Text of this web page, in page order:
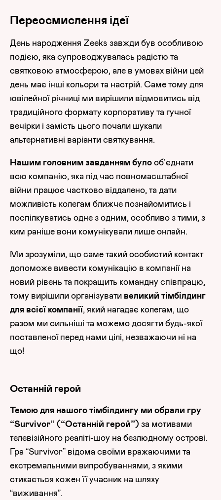
Переосмислення ідеї
День народження Zeeks завжди був особливою
подією, яка супроводжувалась радістю та
святковою атмосферою, але в умовах війни цей
день має інші кольори та настрій. Саме тому для
ювілейної річниці ми вирішили відмовитись від
традиційного формату корпоративу та гучної
вечірки і замість цього почали шукали
альтернативні варіанти святкування.
Нашим головним завданням булооб’єднати
всю компанію, яка під час повномасштабної
війни працює частково віддалено, та дати
можливість колегам ближче познайомитись і
поспілкуватись одне з одним, особливо з тими, з
ким раніше вони комунікували лише онлайн.
Ми зрозуміли, що саме такий особистий контакт
допоможе вивести комунікацію в компанії на
новий рівень та покращить командну співпрацю,
тому вирішили організувати великий тімбілдинг
для всієї компанії, який нагадає колегам, що
разом ми сильніші та можемо досягти будь-якої
поставленої перед нами цілі, незважаючи ні на
що!
Останній герой
Темою для нашого тімбілдингу ми обрали гру
“Survivor” (“Останній герой”) за мотивами
телевізійного реаліті-шоу на безлюдному острові.
Гра “Survivor” відома своїми вражаючими та
екстремальними випробуваннями, з якими
стикається кожен її учасник на шляху
“виживання”.